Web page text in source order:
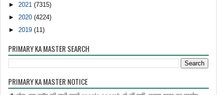
► 2021(7315)
► 2020(4224)
►2019(11)
PRIMARY KA MASTER SEARCH
PRIMARY KA MASTER NOTICE